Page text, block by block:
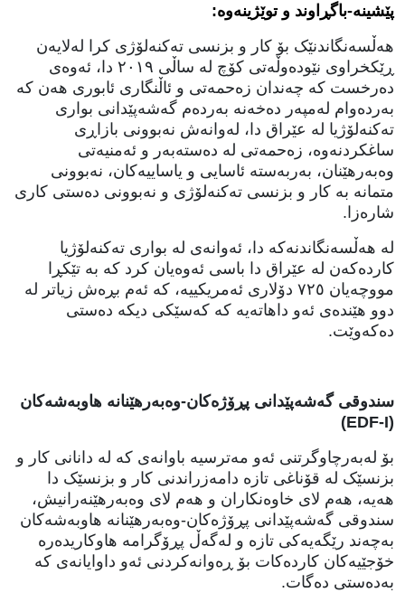
پێشینە-باگڕاوند و توێژینەوە:
هەڵسەنگاندنێک بۆ کار و بزنسی تەکنەلۆژی کرا لەلایەن
ڕێکخراوی نێودەوڵەتی کۆچ لە ساڵی ٢٠١٩ دا، ئەوەی
دەرخست کە چەندان زەحمەتی و ئاڵنگاری ئابوری هەن کە
بەردەوام لەمپەر دەخەنە بەردەم گەشەپێدانی بواری
تەکنەلۆژیا لە عێراق دا، لەوانەش نەبوونی بازاڕی
ساغکردنەوە، زەحمەتی لە دەستەبەر و ئەمنیەتی
وەبەرهێنان، بەربەستە ئاسایی و یاساییەکان، نەبوونی
متمانە بە کار و بزنسی تەکنەلۆژی و نەبوونی دەستی کاری
شارەزا.
لە هەڵسەنگاندنەکە دا، ئەوانەی لە بواری تەکنەلۆژیا
کاردەکەن لە عێراق دا باسی ئەوەیان کرد کە بە تێکڕا
مووچەیان ٧٢٥ دۆلاری ئەمریکییە، کە ئەم بڕەش زیاتر لە
دوو هێندەی ئەو داهاتەیە کە کەسێکی دیکە دەستی
دەکەوێت.
سندوقی گەشەپێدانی پڕۆژەکان-وەبەرهێنانە هاوبەشەکان
(EDF-I)
بۆ لەبەرچاوگرتنی ئەو مەترسیە باوانەی کە لە دانانی کار و
بزنسێک لە قۆناغی تازە دامەزراندنی کار و بزنسێک دا
هەیە، هەم لای خاوەنکاران و هەم لای وەبەرهێنەرانیش،
سندوقی گەشەپێدانی پڕۆژەکان-وەبەرهێنانە هاوبەشەکان
بەچەند رێگەیەکی تازە و لەگەڵ پڕۆگرامە هاوکاریدەرە
خۆجێیەکان کاردەکات بۆ ڕەوانەکردنی ئەو داوایانەی کە
بەدەستی دەگات.